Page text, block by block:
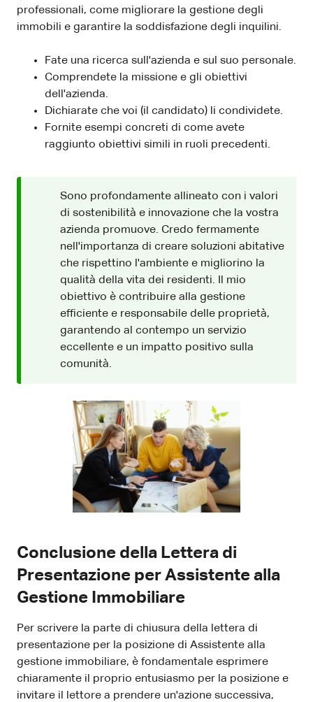
professionali, come migliorare la gestione degli
immobili e garantire la soddisfazione degli inquilini.
Fate una ricerca sull'azienda e sul suo personale.
Comprendete la missione e gli obiettivi
dell'azienda.
Dichiarate che voi (il candidato) li condividete.
Fornite esempi concreti di come avete
raggiunto obiettivi simili in ruoli precedenti.
Sono profondamente allineato con i valori
di sostenibilità e innovazione che la vostra
azienda promuove. Credo fermamente
nell'importanza di creare soluzioni abitative
che rispettino l'ambiente e migliorino la
qualità della vita dei residenti. Il mio
obiettivo è contribuire alla gestione
efficiente e responsabile delle proprietà,
garantendo al contempo un servizio
eccellente e un impatto positivo sulla
comunità.
Conclusione della Lettera di
Presentazione per Assistente alla
Gestione Immobiliare
Per scrivere la parte di chiusura della lettera di
presentazione per la posizione di Assistente alla
gestione immobiliare, è fondamentale esprimere
chiaramente il proprio entusiasmo per la posizione e
invitare il lettore a prendere un'azione successiva,